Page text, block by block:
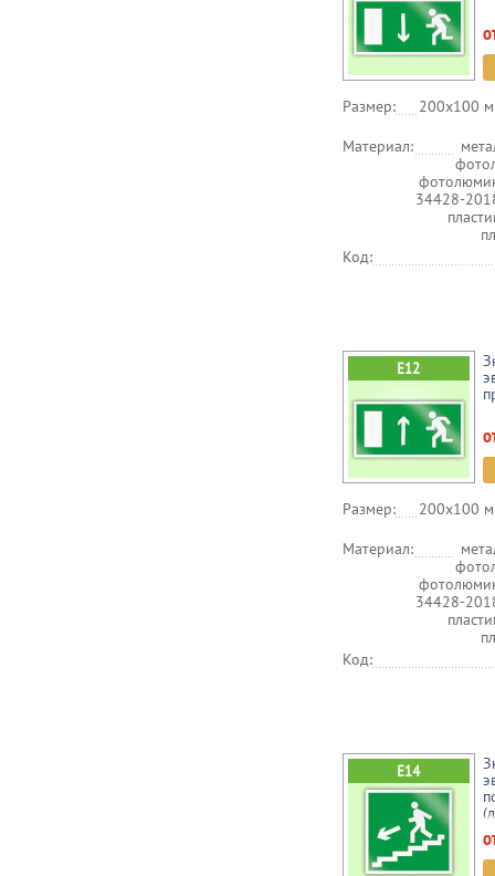
Размер:
200х100
Материал:
34428-
Код:
Размер:
200х100
Материал:
34428-
Код: